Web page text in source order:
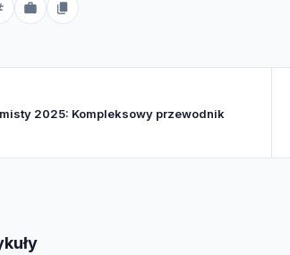
2025: Kompleksowy przewodnik